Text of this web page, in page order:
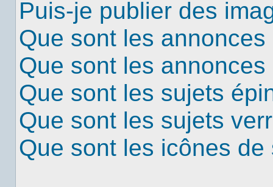
Puis-je publier des
Que sont les
Que sont les annonces
Que sont les sujets
Que sont les sujets
Que sont les icônes de